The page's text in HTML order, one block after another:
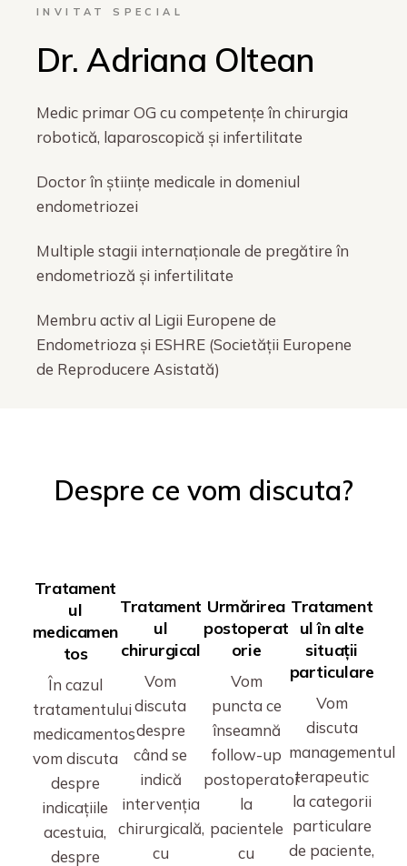
INVITAT SPECIAL
Dr. Adriana Oltean
Medic primar OG cu competențe în chirurgia
robotică, laparoscopică și infertilitate
Doctor în științe medicale in domeniul
endometriozei
Multiple stagii internaționale de pregătire în
endometrioză și infertilitate
Membru activ al Ligii Europene de
Endometrioza și ESHRE (Societății Europene
de Reproducere Asistată)
Despre ce vom discuta?
Tratament
ul
medicamen
tos
În cazul
tratamentului
medicamentos
vom discuta
despre
indicațiile
acestuia,
despre
Tratament
ul
chirurgical
Vom
discuta
despre
când se
indică
intervenția
chirurgicală,
cu
Urmărirea
postoperat
orie
Vom
puncta ce
înseamnă
follow-up
postoperator
la
pacientele
cu
Tratament
ul în alte
situații
particulare
Vom
discuta
managementul
terapeutic
la categorii
particulare
de paciente,